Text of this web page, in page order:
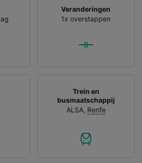
Veranderingen
1x overstappen
Trein en
busmaatschappij
ALSA, Renfe